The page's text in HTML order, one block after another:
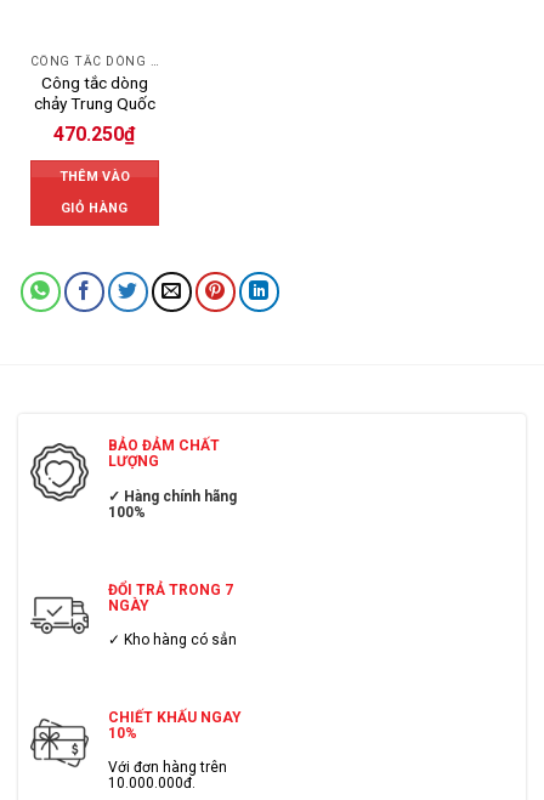
Công tắc dòng
chảy Trung Quốc
470.250₫
THÊM VÀO
GIỎ HÀNG
BẢO ĐẢM CHẤT
LƯỢNG
✓ Hàng chính hãng
100%
ĐỔI TRẢ TRONG 7
NGÀY
✓ Kho hàng có sẳn
CHIẾT KHẤU NGAY
10%
Với đơn hàng trên
10.000.000đ.